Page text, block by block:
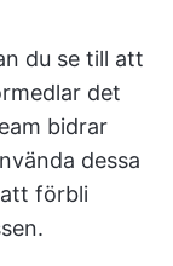
du se till att
det
bidrar
dessa
förbli